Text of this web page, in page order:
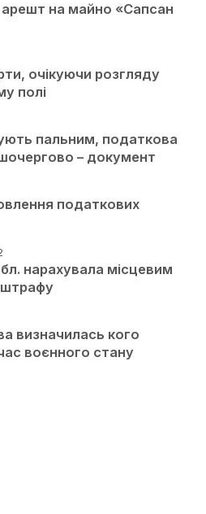
арешт на майно «Сапсан
очікуючи розгляду
полі
пальним, податкова
– документ
податкових
нарахувала місцевим
визначилась кого
воєнного стану